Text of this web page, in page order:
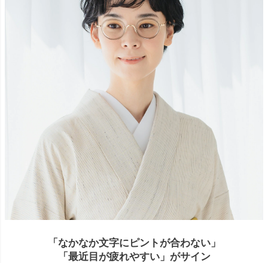
「なかなか文字にピントが合わない」
「最近目が疲れやすい」がサイン